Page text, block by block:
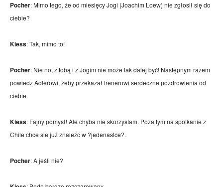
Pocher: Mimo tego, że od miesięcy Jogi (Joachim Loew) nie zgłosił się do
ciebie?
Kiess: Tak, mimo to!
Pocher: Nie no, z tobą i z Jogim nie może tak dalej być! Następnym razem
powiedz Adlerowi, żeby przekazał trenerowi serdeczne pozdrowienia od
ciebie.
Kiess: Fajny pomysł! Ale chyba nie skorzystam. Poza tym na spotkanie z
Chile chce sie już znaleźć w ?jedenastce?.
Pocher: A jeśli nie?